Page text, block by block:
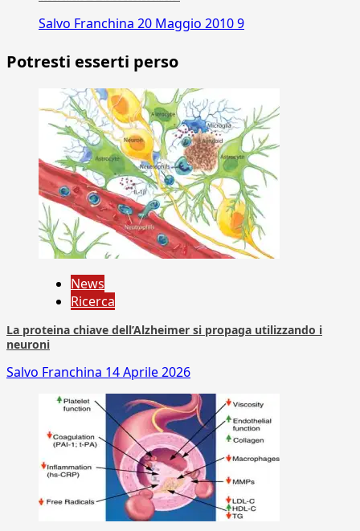
Salvo Franchina 20 Maggio 20109
Potresti esserti perso
News
Ricerca
La proteina chiave dell’Alzheimer si propaga utilizzando i
neuroni
Salvo Franchina 14 Aprile 2026